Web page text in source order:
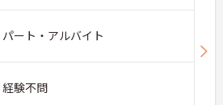
ート・アルバイト
験不問